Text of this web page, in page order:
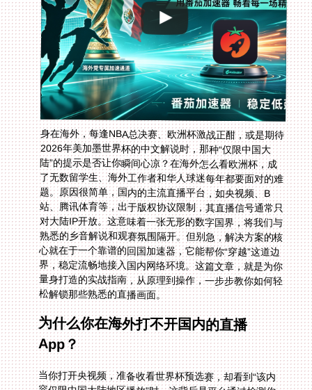
身在海外，每逢NBA总决赛、欧洲杯激战正酣，或是期待
2026年美加墨世界杯的中文解说时，那种“仅限中国大
陆”的提示是否让你瞬间心凉？在海外怎么看欧洲杯，成
了无数留学生、海外工作者和华人球迷每年都要面对的难
题。原因很简单，国内的主流直播平台，如央视频、B
站、腾讯体育等，出于版权协议限制，其直播信号通常只
对大陆IP开放。这意味着一张无形的数字国界，将我们与
熟悉的乡音解说和观赛氛围隔开。但别急，解决方案的核
心就在于一个靠谱的回国加速器，它能帮你“穿越”这道边
界，稳定流畅地接入国内网络环境。这篇文章，就是为你
量身打造的实战指南，从原理到操作，一步步教你如何轻
松解锁那些熟悉的直播画面。
为什么你在海外打不开国内的直播
App？
当你打开央视频，准备收看世界杯预选赛，却看到“该内
容仅限中国大陆地区播放”时，这背后是平台通过检测你
的IP地址所在地来执行的区域封锁。你的网络位置暴露了
你正在澳大利亚、新加坡或其他任何海外地区。无论你用
的是当地Wi-Fi还是手机流量，你的IP都属于“境外”。直接
访问，路径被阻。手动修改时区或语言设置毫无用处，关
键在网络链路本身。你需要的是一个能提供中国大陆IP地
址的桥梁，这就是回国加速器（或称反向VPN）的作用。
它通过加密隧道，将你的网络请求先发送至位于国内的服
务器，再由这台服务器去访问直播平台，从而完美伪装成